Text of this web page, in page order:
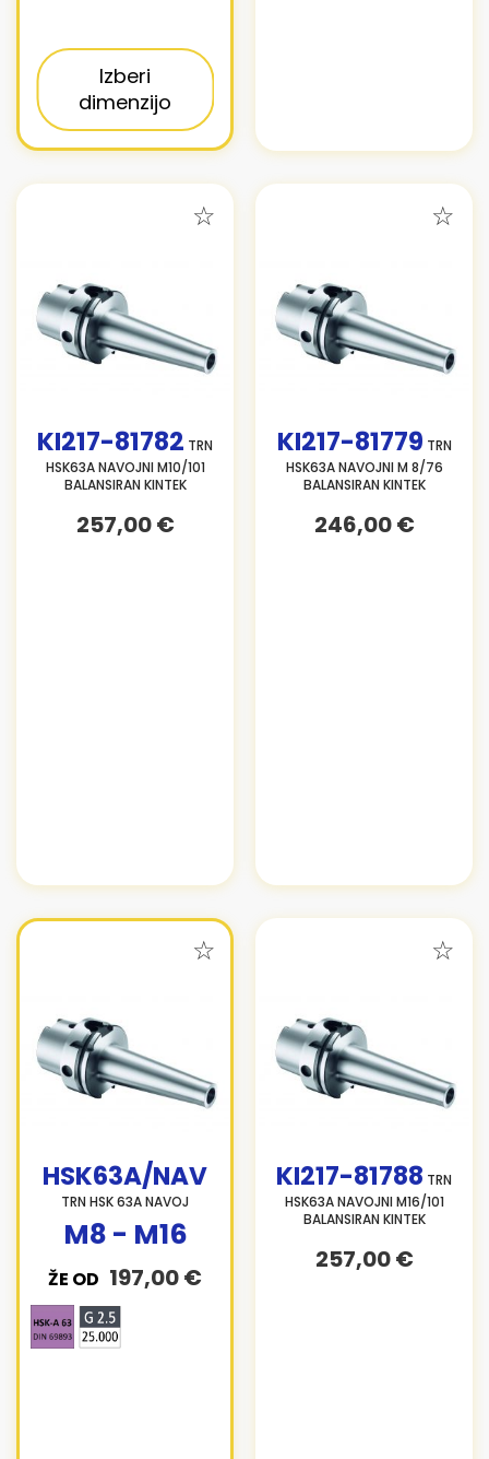
Izberi
dimenzijo
KI217-81782 TRN
HSK63A NAVOJNI M10/101
BALANSIRAN KINTEK
257,00 €
KI217-81779 TRN
HSK63A NAVOJNI M 8/76
BALANSIRAN KINTEK
246,00 €
HSK63A/NAV
TRN HSK 63A NAVOJ
ŽE OD 197,00 €
M8 - M16
KI217-81788 TRN
HSK63A NAVOJNI M16/101
BALANSIRAN KINTEK
257,00 €